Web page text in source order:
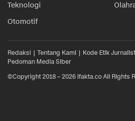
Teknologi
Otomotif
Redaksi Tentang Kami Kode Etik
Pedoman Media Siber
©Copyright 2018 – 2026 ifakta.co All Rights